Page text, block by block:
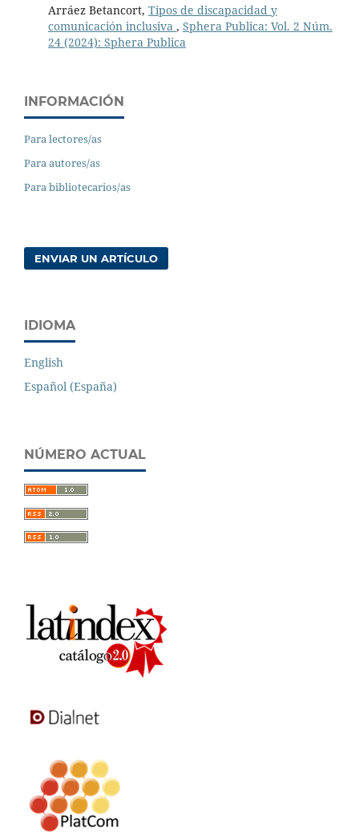
Arráez Betancort, Tipos de discapacidad y
comunicación inclusiva , Sphera Publica: Vol. 2 Núm.
24 (2024): Sphera Publica
INFORMACIÓN
Para lectores/as
Para autores/as
Para bibliotecarios/as
ENVIAR UN ARTÍCULO
IDIOMA
English
Español (España)
NÚMERO ACTUAL